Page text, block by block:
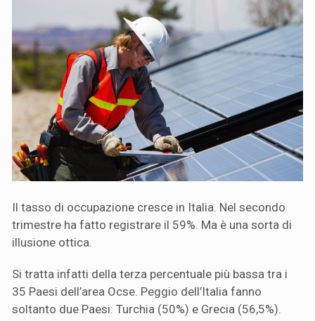
Il tasso di occupazione cresce in Italia. Nel secondo
trimestre ha fatto registrare il 59%. Ma è una sorta di
illusione ottica.
Si tratta infatti della terza percentuale più bassa tra i
35 Paesi dell’area Ocse. Peggio dell’Italia fanno
soltanto due Paesi: Turchia (50%) e Grecia (56,5%).